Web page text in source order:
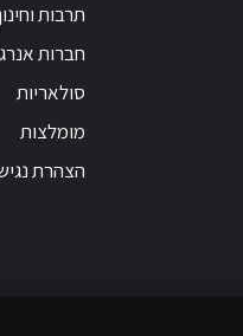
תרבות
חברות
סולאריות
מומלצות
הצהרת